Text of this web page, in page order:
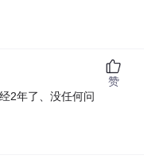
2年了、没任何问
赞